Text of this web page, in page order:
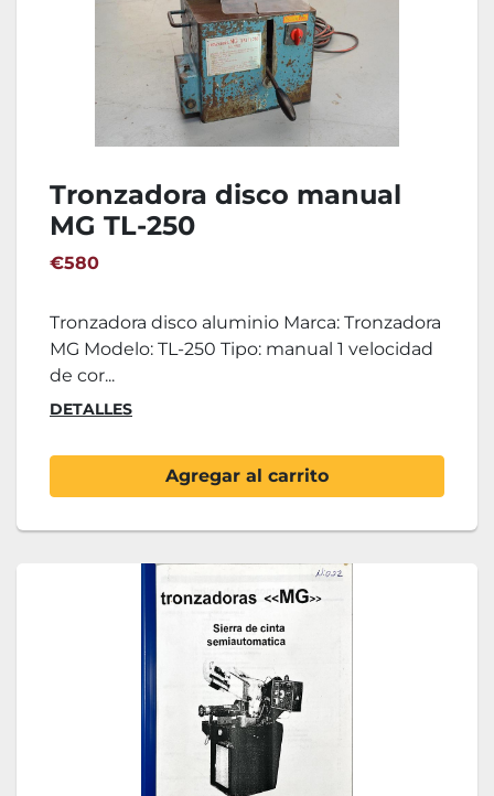
Tronzadora disco manual
MG TL-250
€580
Tronzadora disco aluminio Marca: Tronzadora
MG Modelo: TL-250 Tipo: manual 1 velocidad
de cor...
DETALLES
Agregar al carrito